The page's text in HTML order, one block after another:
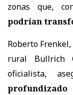
zonas que,
podrían
Roberto
rural Bullrich
oficialista,